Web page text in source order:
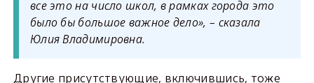
все это на число школ, в рамках города это
было бы большое важное дело», – сказала
Юлия Владимировна.
Другие присутствующие, включившись, тоже